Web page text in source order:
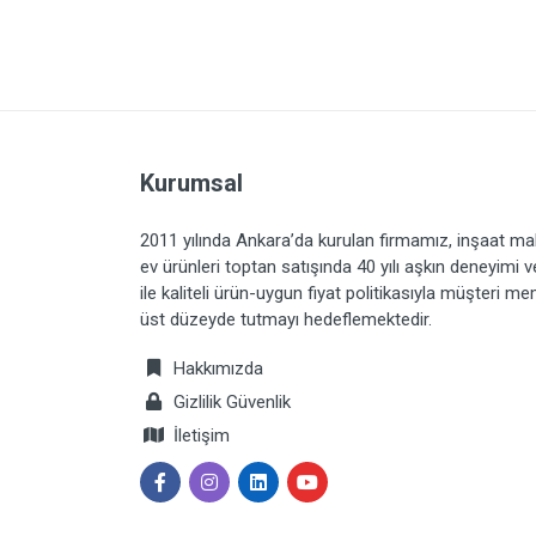
Kurumsal
2011 yılında Ankara’da kurulan firmamız, inşaat
ev ürünleri toptan satışında 40 yılı aşkın deneyimi
ile kaliteli ürün-uygun fiyat politikasıyla müşteri
üst düzeyde tutmayı hedeflemektedir.
Hakkımızda
Gizlilik Güvenlik
İletişim